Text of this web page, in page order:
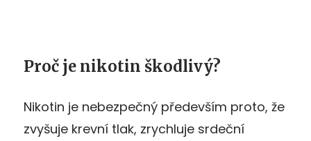
Proč je nikotin škodlivý?
Nikotin je nebezpečný především proto, že
zvyšuje krevní tlak, zrychluje srdeční